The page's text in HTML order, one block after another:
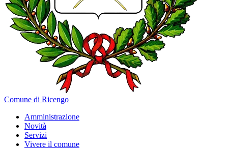
Comune di Ricengo
Amministrazione
Novità
Servizi
Vivere il comune